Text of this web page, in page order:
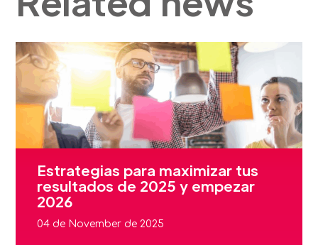
Estrategias para maximizar tus
resultados de 2025 y empezar
2026
04 de November de 2025